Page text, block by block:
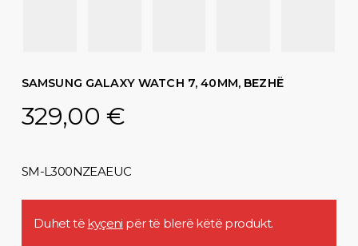
SAMSUNG GALAXY WATCH 7, 40MM, BEZHË
329,00 €
SM-L300NZEAEUC
Duhet të kyçeni për të blerë këtë produkt.